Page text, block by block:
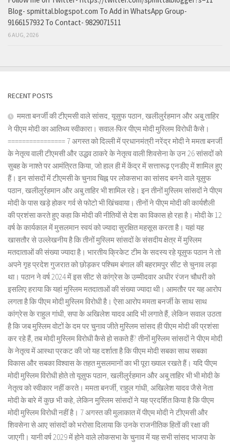
Blog- spmittal.blogspot.com To Add in WhatsApp Group-
9166157932 To Contact- 9829071511
6 AUG, 2026
RECENT POSTS
ममता बनर्जी की टीएमसी वाले सांसद, यूसुफ पठान, खलीलुर्रहमान और अबु ताहिर
ने पीएम मोदी का आतिथ्य स्वीकारा। सवाल-फिर पीएम मोदी मुस्लिम विरोधी कैसे।
================ 7 अगस्त को दिल्ली में प्रधानमंत्री नरेंद्र मोदी ने ममता बनर्जी
के नेतृत्व वाली टीएमसी और उद्धव ठाकरे के नेतृत्व वाली शिवसेना के उन 26 सांसदों को
सुबह के नाश्ते पर आमंत्रित किया, जो हाल ही में केंद्र में सत्तारूढ़ एनडीए में शामिल हुए
हैं। इन सांसदों में टीएमसी के चुनाव चिह्न पर लोकसभा का सांसद बनने वाले यूसुफ
पठान, खलीलुर्रहमान और अबु ताहिर भी शामिल रहे। इन तीनों मुस्लिम सांसदों ने पीएम
मोदी के पास खड़े होकर गर्व से फोटो भी खिंचवाया। तीनों ने पीएम मोदी की कार्यशैली
की प्रशंसा करते हुए कहा कि मोदी की नीतियों से देश का विकास हो रहा है। मोदी के 12
वर्ष के कार्यकाल में मुसलमान स्वयं को ज्यादा सुरक्षित महसूस करता है। यहां यह
खासतौर से उल्लेखनीय है कि तीनों मुस्लिम सांसदों के संसदीय क्षेत्र में मुस्लिम
मतदाताओं की संख्या ज्यादा है। भारतीय क्रिकेट टीम के सदस्य रहे यूसुफ पठान ने तो
अपने गृह प्रदेश गुजरात को छोड़कर पश्चिम बंगाल की बहरामपुर सीट से चुनाव लड़ा
था। पठान ने वर्ष 2024 में इस सीट से कांग्रेस के उम्मीदवार अधीर रंजन चौधरी को
इसलिए हराया कि यहां मुस्लिम मतदाताओं की संख्या ज्यादा थी। आमतौर पर यह आरोप
लगता है कि पीएम मोदी मुस्लिम विरोधी है। ऐसा आरोप ममता बनर्जी के साथ साथ
कांग्रेस के राहुल गांधी, सपा के अखिलेश यादव आदि भी लगाते हैं, लेकिन सवाल उठता
है कि जब मुस्लिम वोटों के दम पर चुनाव जीते मुस्लिम सांसद ही पीएम मोदी की प्रशंसा
कर रहे हैं, तब मोदी मुस्लिम विरोधी कैसे हो सकते हैं? तीनों मुस्लिम सांसदों ने पीएम मोदी
के नेतृत्व में आस्था प्रकट की जो यह दर्शाता है कि पीएम मोदी सबका साथ सबका
विकास और सबका विश्वास के तहत मुसलमानों का भी पूरा ख्याल रखते हैं। यदि पीएम
मोदी मुस्लिम विरोधी होते तो यूसुफ पठान, खलीलुर्रहमान और अबु ताहिर भी भी मोदी के
नेतृत्व को स्वीकार नहीं करते। ममता बनर्जी, राहुल गांधी, अखिलेश यादव जैसे नेता
मोदी के बारे में कुछ भी कहे, लेकिन मुस्लिम सांसदों ने यह प्रदर्शित किया है कि पीएम
मोदी मुस्लिम विरोधी नहीं है। 7 अगस्त की मुलाकात में पीएम मोदी ने टीएमसी और
शिवसेना से आए सांसदों को भरोसा दिलाया कि उनके राजनीतिक हितों की रक्षा की
जाएगी। यानी वर्ष 2029 में होने वाले लोकसभा के चुनाव में यह सभी सांसद भाजपा के